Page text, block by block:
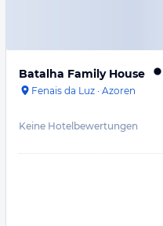
Batalha Family House
Fenais da Luz · Azoren
Keine Hotelbewertungen